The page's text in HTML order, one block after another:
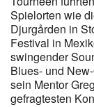
Spielorten wie
Djurgården in
Festival in
swingender
Blues- und
sein Mentor
gefragtesten